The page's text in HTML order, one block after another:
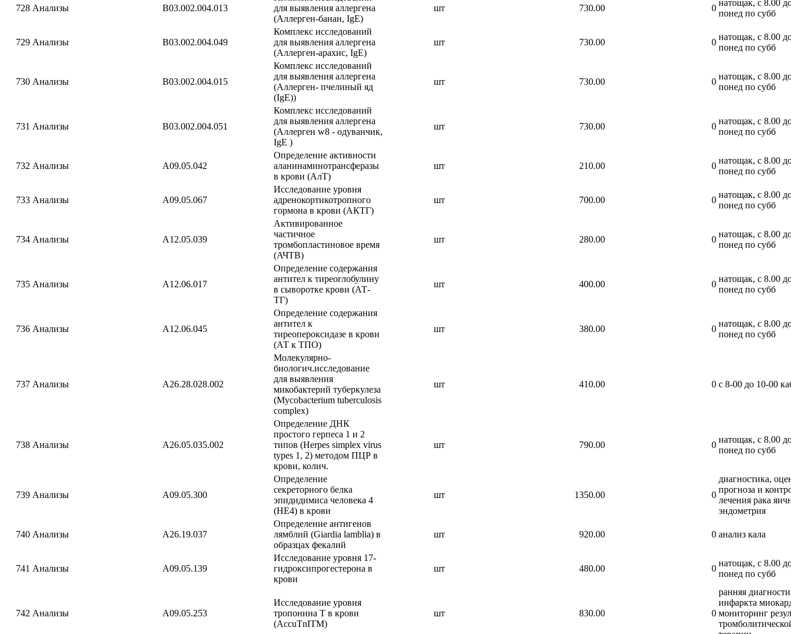
728 Анализы B03.002.004.013
для выявления аллергена
(Аллерген-банан, IgE)
шт 730.00 0
натощак, с 8.00
понед по субб
729 Анализы B03.002.004.049
Комплекс исследований
для выявления аллергена
(Аллерген-арахис, IgE)
шт 730.00 0
натощак, с 8.00
понед по субб
730 Анализы B03.002.004.015
Комплекс исследований
для выявления аллергена
(Аллерген- пчелиный яд
(IgE))
шт 730.00 0
натощак, с 8.00
понед по субб
731 Анализы B03.002.004.051
Комплекс исследований
для выявления аллергена
(Аллерген w8 - одуванчик,
IgE )
шт 730.00 0
натощак, с 8.00
понед по субб
732 Анализы A09.05.042
Определение активности
аланинаминотрансферазы
в крови (АлТ)
шт 210.00 0
натощак, с 8.00
понед по субб
733 Анализы A09.05.067
Исследование уровня
адренокортикотропного
гормона в крови (АКТГ)
шт 700.00 0
натощак, с 8.00
понед по субб
734 Анализы A12.05.039
Активированное
частичное
тромбопластиновое время
(АЧТВ)
шт 280.00 0
натощак, с 8.00
понед по субб
735 Анализы A12.06.017
Определение содержания
антител к тиреоглобулину
в сыворотке крови (АТ-
ТГ)
шт 400.00 0
натощак, с 8.00
понед по субб
736 Анализы A12.06.045
Определение содержания
антител к
тиреопероксидазе в крови
(АТ к ТПО)
шт 380.00 0
натощак, с 8.00
понед по субб
737 Анализы A26.28.028.002
Молекулярно-
биологич.исследование
для выявления
микобактерий туберкулеза
(Mycobacterium tuberculosis
complex)
шт 410.00 0 с 8-00 до 10-00
738 Анализы A26.05.035.002
Определение ДНК
простого герпеса 1 и 2
типов (Herpes simplex virus
types 1, 2) методом ПЦР в
крови, колич.
шт 790.00 0
натощак, с 8.00
понед по субб
739 Анализы A09.05.300
Определение
секреторного белка
эпидидимиса человека 4
(HE4) в крови
шт 1350.00 0
диагностика,
прогноза и
лечения рака
эндометрия
740 Анализы A26.19.037
Определение антигенов
лямблий (Giardia lamblia) в
образцах фекалий
шт 920.00 0 анализ кала
741 Анализы A09.05.139
Исследование уровня 17-
гидроксипрогестерона в
крови
шт 480.00 0
натощак, с 8.00
понед по субб
742 Анализы A09.05.253
Исследование уровня
тропонина T в крови
(AccuTnITM)
шт 830.00 0
ранняя
инфаркта
мониторинг